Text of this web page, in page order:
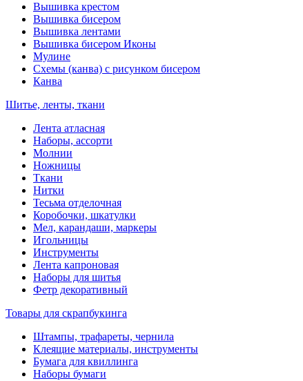
Вышивка крестом
Вышивка бисером
Вышивка лентами
Вышивка бисером Иконы
Мулине
Схемы (канва) с рисунком бисером
Канва
Шитье, ленты, ткани
Лента атласная
Наборы, ассорти
Молнии
Ножницы
Ткани
Нитки
Тесьма отделочная
Коробочки, шкатулки
Мел, карандаши, маркеры
Игольницы
Инструменты
Лента капроновая
Наборы для шитья
Фетр декоративный
Товары для скрапбукинга
Штампы, трафареты, чернила
Клеящие материалы, инструменты
Бумага для квиллинга
Наборы бумаги